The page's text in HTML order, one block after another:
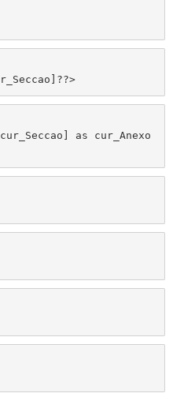
as cur_Anexo